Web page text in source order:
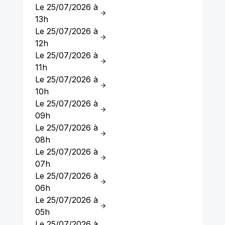
Le 25/07/2026 à
13h
Le 25/07/2026 à
12h
Le 25/07/2026 à
11h
Le 25/07/2026 à
10h
Le 25/07/2026 à
09h
Le 25/07/2026 à
08h
Le 25/07/2026 à
07h
Le 25/07/2026 à
06h
Le 25/07/2026 à
05h